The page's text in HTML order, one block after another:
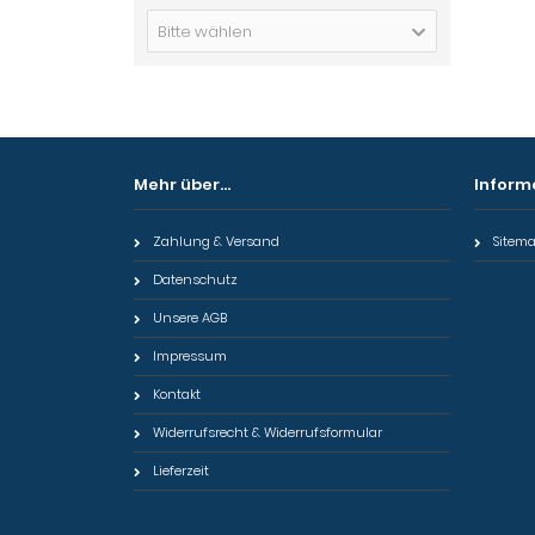
Bitte wählen
Mehr über...
Zahlung & Versand
Datenschutz
Unsere AGB
Impressum
Kontakt
Widerrufsrecht & Widerrufsformular
Lieferzeit